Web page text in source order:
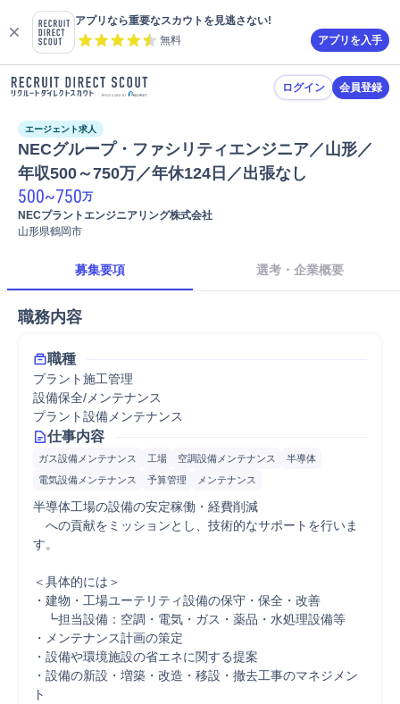
アプリなら重要なスカウトを見逃さない!
無料
アプリを入手
ログイン 会員登録
エージェント求人
NECグループ・ファシリティエンジニア／山形／
年収500～750万／年休124日／出張なし
500~750万
NECプラントエンジニアリング株式会社
山形県鶴岡市
募集要項 選考・企業概要
職務内容
職種
プラント施工管理
設備保全/メンテナンス
プラント設備メンテナンス
仕事内容
ガス設備メンテナンス 工場 空調設備メンテナンス
半導体
電気設備メンテナンス
予算管理 メンテナンス
半導体工場の設備の安定稼働・経費削減
への貢献をミッションとし、技術的なサポートを行いま
す。
＜具体的には＞
・建物・工場ユーテリティ設備の保守・保全・改善
┗担当設備：空調・電気・ガス・薬品・水処理設備等
・メンテナンス計画の策定
・設備や環境施設の省エネに関する提案
・設備の新設・増築・改造・移設・撤去工事のマネジメン
ト